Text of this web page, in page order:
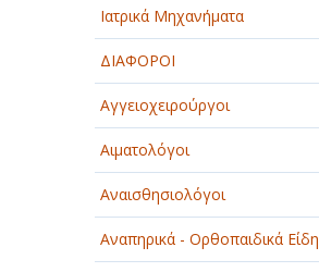
Ιατρικά Μηχανήματα
ΔΙΑΦΟΡΟΙ
Αγγειοχειρούργοι
Αιματολόγοι
Αναισθησιολόγοι
Αναπηρικά - Ορθοπαιδικά Είδη